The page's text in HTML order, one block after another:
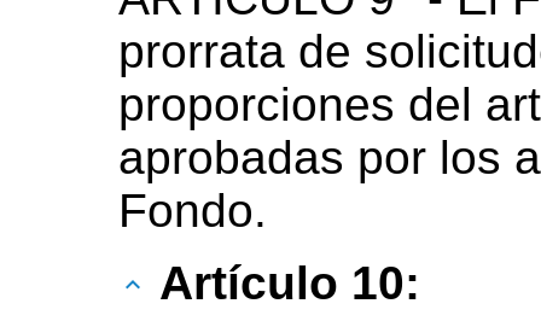
prorrata de
proporciones del
aprobadas por los
Fondo.
Artículo 10: